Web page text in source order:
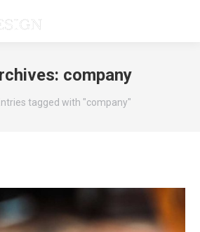
company
tagged with "company"